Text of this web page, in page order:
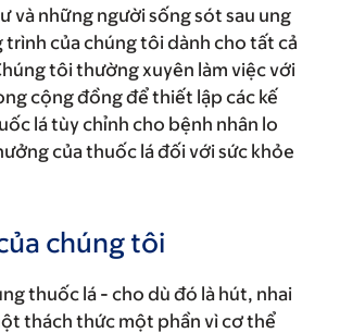
và những người sống sót sau ung
của chúng tôi dành cho tất cả
tôi thường xuyên làm việc với
cộng đồng để thiết lập các kế
lá tùy chỉnh cho bệnh nhân lo
của thuốc lá đối với sức khỏe
chúng tôi
thuốc lá - cho dù đó là hút, nhai
thách thức một phần vì cơ thể